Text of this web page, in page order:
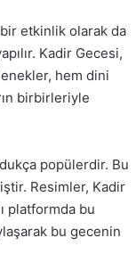
etkinlik olarak da
Kadir Gecesi,
hem dini
birbirleriyle
popülerdir. Bu
Resimler, Kadir
platformda bu
bu gecenin